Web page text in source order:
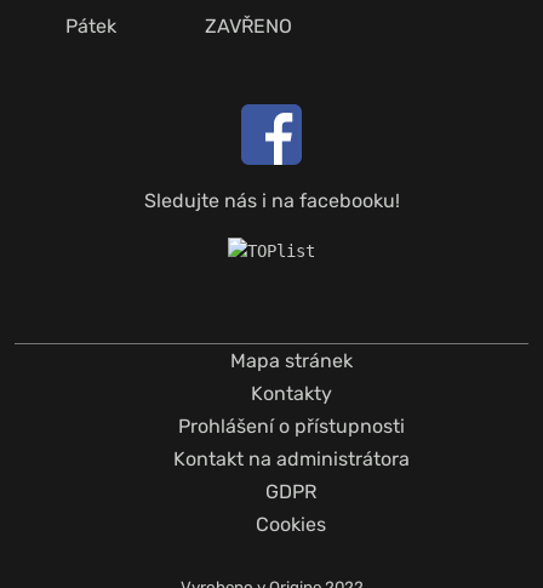
Pátek
ZAVŘENO
Sledujte nás i na facebooku!
Mapa stránek
Kontakty
Prohlášení o přístupnosti
Kontakt na administrátora
GDPR
Cookies